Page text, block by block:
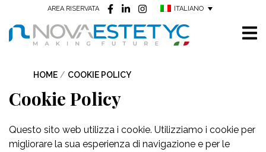
AREA RISERVATA ITALIANO
HOME / COOKIE POLICY
Cookie Policy
Questo sito web utilizza i cookie. Utilizziamo i cookie per
migliorare la sua esperienza di navigazione e per le